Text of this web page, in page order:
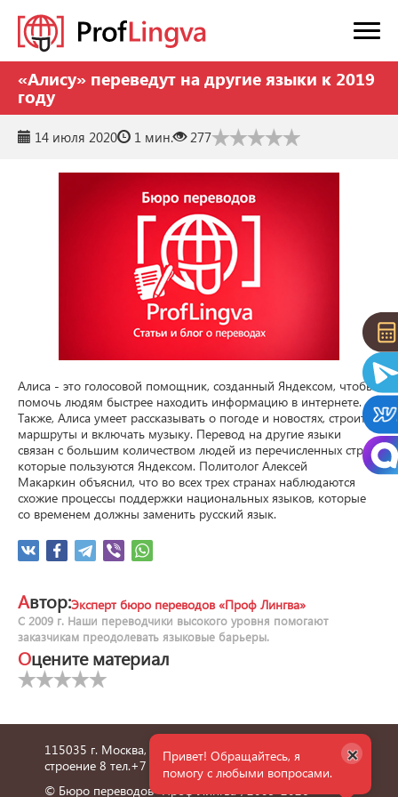
«Алису» переведут на другие языки к 2019
году
14 июля 2020 1 мин. 277
Алиса - это голосовой помощник, созданный Яндексом, чтобы
помочь людям быстрее находить информацию в интернете.
Также, Алиса умеет рассказывать о погоде и новостях, строить
маршруты и включать музыку. Перевод на другие языки
связан с большим количеством людей из перечисленных стран,
которые пользуются Яндексом. Политолог Алексей
Макаркин объяснил, что во всех трех странах наблюдаются
схожие процессы поддержки национальных языков, которые
со временем должны заменить русский язык.
Автор:Эксперт бюро переводов «Проф Лингва»
С 2009 г. Наши переводчики высокого уровня помогают
заказчикам преодолевать языковые барьеры.
Оцените материал
115035 г. Москва, улица Пятницкая, дом 6/1,
строение 8 тел.+7 495 660 36 24
© Бюро переводов "Проф Лингва", 2009-2026
Привет! Обращайтесь, я
помогу с любыми вопросами.
×